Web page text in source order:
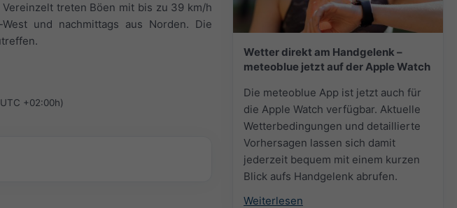
Wetter direkt am Handgelenk –
meteoblue jetzt auf der Apple Watch
Die meteoblue App ist jetzt auch für
die Apple Watch verfügbar. Aktuelle
Wetterbedingungen und detaillierte
Vorhersagen lassen sich damit
jederzeit bequem mit einem kurzen
Blick aufs Handgelenk abrufen.
Weiterlesen
treten Böen mit bis zu 39 km/h
und nachmittags aus Norden. Die
+02:00h)